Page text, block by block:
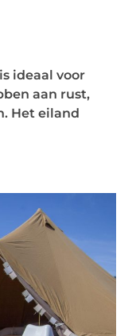
ideaal voor
aan rust,
Het eiland